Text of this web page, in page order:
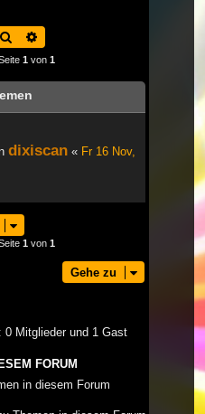
Suche
1 von 1
dixiscan « Fr 16 Nov,
1 von 1
Gehe zu
0 Mitglieder und 1 Gast
FORUM
in diesem Forum